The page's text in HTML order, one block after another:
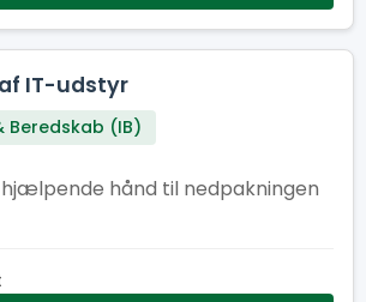
IT-udstyr
Beredskab (IB)
hjælpende hånd til nedpakningen